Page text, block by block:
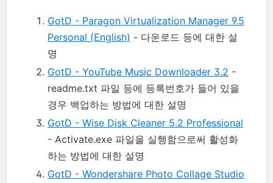
GotD - Paragon Virtualization Manager 9.5
Personal (English) - 다운로드 등에 대한 설
명
GotD - YouTube Music Downloader 3.2 -
readme.txt 파일 등에 등록번호가 들어 있을
경우 백업하는 방법에 대한 설명
GotD - Wise Disk Cleaner 5.2 Professional
- Activate.exe 파일을 실행함으로써 활성화
하는 방법에 대한 설명
GotD - Wondershare Photo Collage Studio